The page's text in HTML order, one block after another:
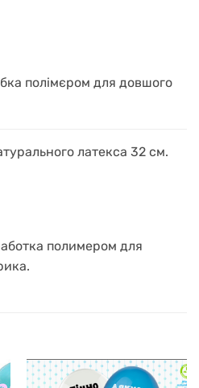
полімєром для довшого
латекса 32 см.
полимером для